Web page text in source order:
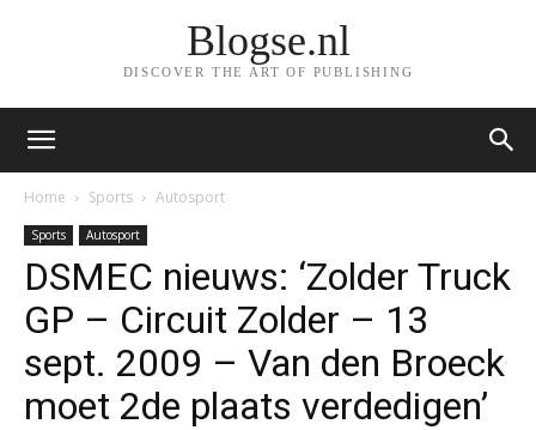
Blogse.nl
DISCOVER THE ART OF PUBLISHING
Home Sports Autosport
Sports Autosport
DSMEC nieuws: ‘Zolder Truck
GP – Circuit Zolder – 13
sept. 2009 – Van den Broeck
moet 2de plaats verdedigen’